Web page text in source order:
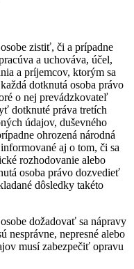
zistiť, či a prípadne
a uchováva, účel,
a príjemcov, ktorým sa
dotknutá osoba právo
o nej prevádzkovateľ
dotknuté práva tretích
údajov, duševného
ohrozená národná
aj o tom, či sa
rozhodovanie alebo
osoba právo dozvedieť
dôsledky takéto
dožadovať sa nápravy
nesprávne, nepresné alebo
musí zabezpečiť opravu